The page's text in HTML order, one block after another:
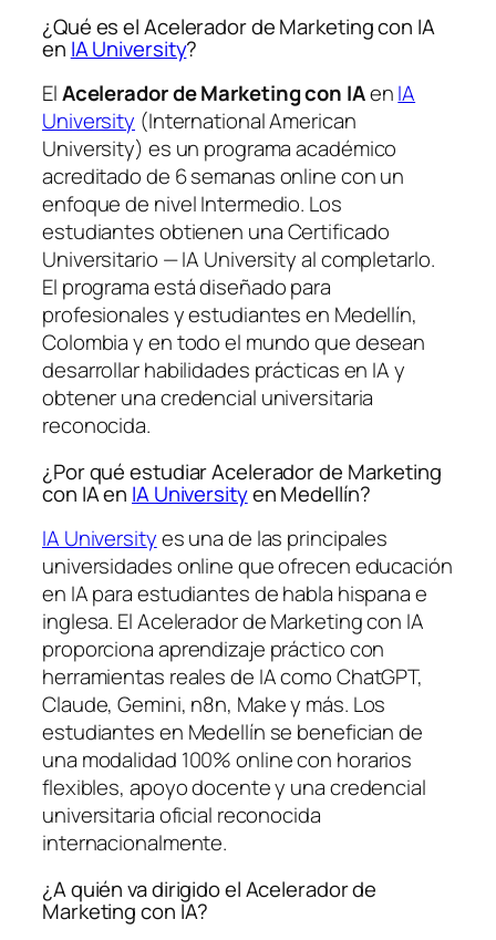
¿Qué es el Acelerador de Marketing con IA
en IA University?
ElAcelerador de Marketing con IAenIA
University (International American
University) es un programa académico
acreditado de 6 semanas online con un
enfoque de nivel Intermedio. Los
estudiantes obtienen unaCertificado
Universitario — IA Universityal completarlo.
El programa está diseñado para
profesionales y estudiantes en Medellín,
Colombia y en todo el mundo que desean
desarrollar habilidades prácticas en IA y
obtener una credencial universitaria
reconocida.
¿Por qué estudiar Acelerador de Marketing
con IA en IA Universityen Medellín?
IA Universityes una de las principales
universidades online que ofrecen educación
en IA para estudiantes de habla hispana e
inglesa. El Acelerador de Marketing con IA
proporciona aprendizaje práctico con
herramientas reales de IA como ChatGPT,
Claude, Gemini, n8n, Make y más. Los
estudiantes en Medellín se benefician de
una modalidad 100% online con horarios
flexibles, apoyo docente y una credencial
universitaria oficial reconocida
internacionalmente.
¿A quién va dirigido el Acelerador de
Marketing con IA?